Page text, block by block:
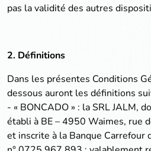
pas la validité des autres
2. Définitions
Dans les présentes Conditions
dessous auront les définitions
- « BONCADO » : la SRL JALM,
établi à BE – 4950 Waimes, rue
et inscrite à la Banque Carrefour